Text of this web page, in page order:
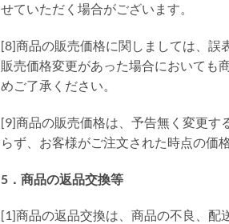
せていただく場合がございます。
[8]商品の販売価格に関しましては、誤
販売価格変更があった場合においても
めご了承ください。
[9]商品の販売価格は、予告無く変更す
らず、お客様がご注文された時点の価
5．商品の返品交換等
[1]商品の返品交換は、商品の不良、配